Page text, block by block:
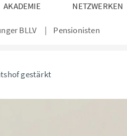
AKADEMIE NETZWERKEN
BLLV Pensionisten
gestärkt